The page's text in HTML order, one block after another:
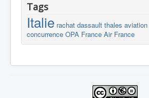
Tags
Italie rachat dassault thales aviation
concurrence OPA France Air France